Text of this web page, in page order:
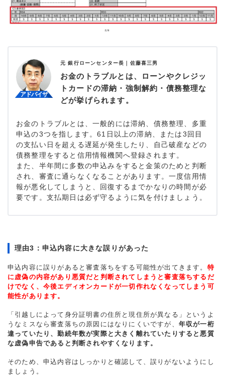
元 銀行ローンセンター長｜ 佐藤喜三男
お金のトラブルとは、ローンやクレジッ
トカードの滞納・強制解約・債務整理な
どが挙げられます。
お金のトラブルとは、一般的には滞納、債務整理、多重
申込の3つを指します。61日以上の滞納、または3回目
の支払い日を超える遅延が発生したり、自己破産などの
債務整理をすると信用情報機関へ登録されます。
また、半年間に多数の申込みをすると金策のためと判断
され、審査に通らなくなることがあります。一度信用情
報が悪化してしまうと、回復するまでかなりの時間が必
要です。支払期日は必ず守るように気を付けましょう。
理由3：申込内容に大きな誤りがあった
申込内容に誤りがあると審査落ちをする可能性が出てきます。 特
に虚偽の内容があり悪質だと判断されてしまうと審査落ちするだ
けでなく、今後エディオンカードが一切作れなくなってしまう可
能性があります。
「引越しによって身分証明書の住所と現住所が異なる」というよ
うなミスなら審査落ちの原因にはなりにくいですが、 年収が一桁
違っていたり、勤続年数が実際と大きく離れていたりすると悪質
な虚偽申告であると判断されやすくなります。
そのため、申込内容はしっかりと確認して、誤りがないようにし
ましょう。